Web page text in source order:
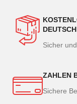
Sicher
ZAHLEN
Sichere